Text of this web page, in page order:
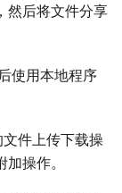
然后将文件分享
使用本地程序
件上传下载操
操作。